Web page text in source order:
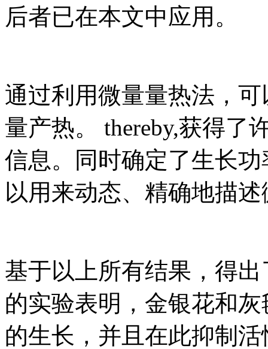
后者已在本文中应用。
通过利用微量量热法，
量产热。 thereby,获得了
信息。同时确定了生长
以用来动态、精确地描
基于以上所有结果，得
的实验表明，金银花和
的生长，并且在此抑制